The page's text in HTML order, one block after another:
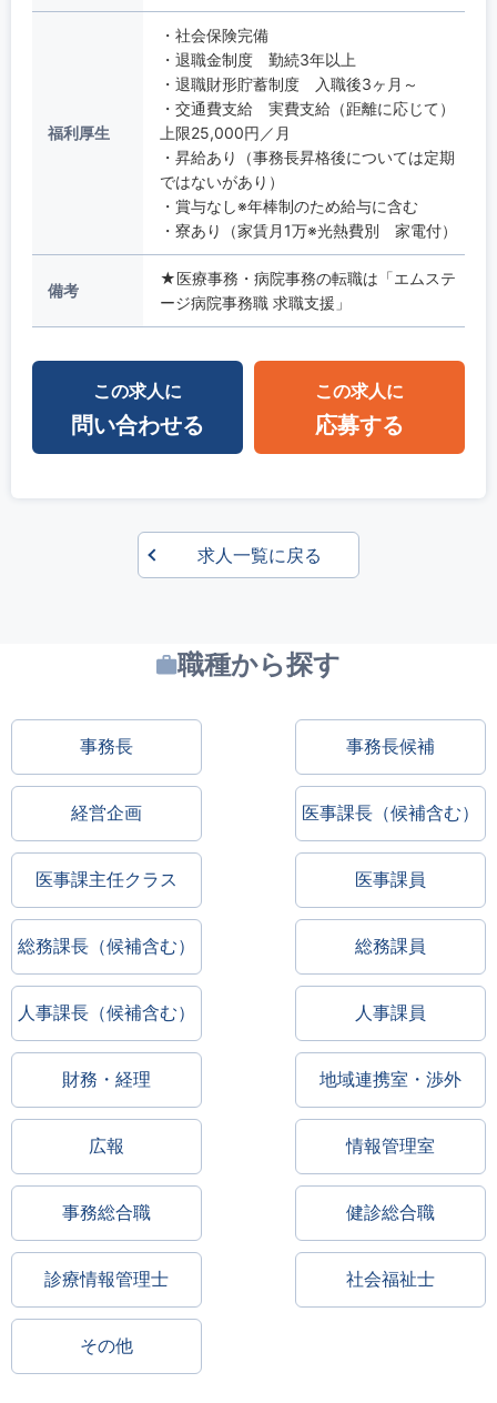
福利厚生
・社会保険完備
・退職金制度 勤続3年以上
・退職財形貯蓄制度 入職後3ヶ月～
・交通費支給 実費支給（距離に応じて）
上限25,000円／月
・昇給あり（事務長昇格後については定期
ではないがあり）
・賞与なし※年棒制のため給与に含む
・寮あり（家賃月1万※光熱費別 家電付）
備考
★医療事務・病院事務の転職は「エムステ
ージ病院事務職 求職支援」
この求人に
問い合わせる
この求人に
応募する
求人一覧に戻る
職種から探す
事務長 事務長候補
経営企画 医事課長（候補含む）
医事課主任クラス 医事課員
総務課長（候補含む） 総務課員
人事課長（候補含む） 人事課員
財務・経理 地域連携室・渉外
広報 情報管理室
事務総合職 健診総合職
診療情報管理士 社会福祉士
その他